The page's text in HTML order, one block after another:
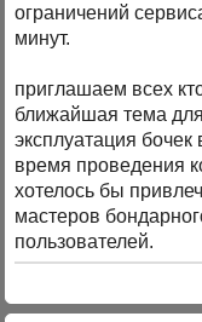
ограничений
минут.
приглашаем всех
ближайшая тема
эксплуатация
время проведения
хотелось бы
мастеров
пользователей.